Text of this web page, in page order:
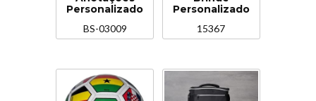
Personalizado
BS-03009
Personalizado
15367